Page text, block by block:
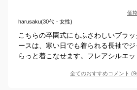
価
harusaku(30代・女性)
こちらの卒園式にもふさわしいブラ
ースは、寒い日でも着られる長袖で
らっと着こなせます。フレアシルエッ
全てのおすすめコメント (9